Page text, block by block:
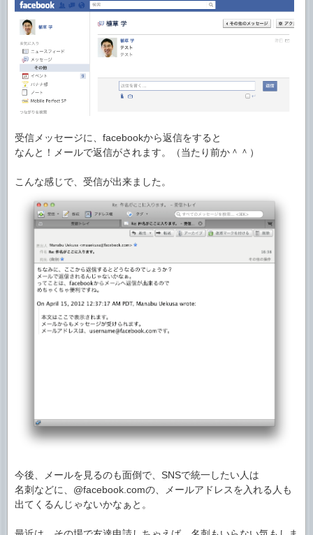
受信メッセージに、facebookから返信をすると
なんと！メールで返信がされます。（当たり前か＾＾）
こんな感じで、受信が出来ました。
今後、メールを見るのも面倒で、SNSで統一したい人は
名刺などに、@facebook.comの、メールアドレスを入れる人も
出てくるんじゃないかなぁと。